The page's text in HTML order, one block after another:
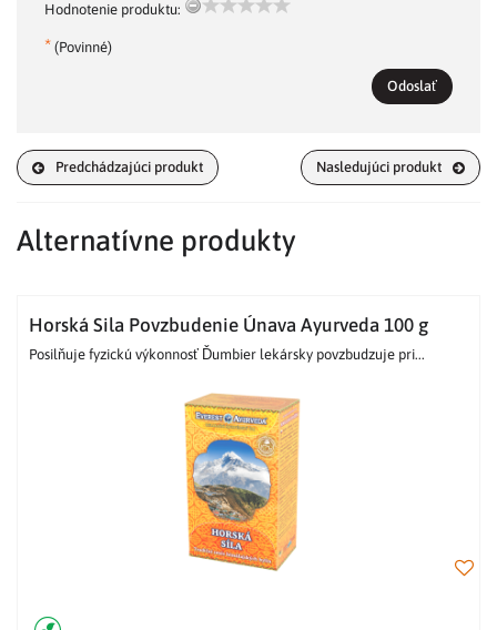
Hodnotenie produktu:
* (Povinné)
Odoslať
Predchádzajúci produkt Nasledujúci produkt
Alternatívne produkty
Horská Sila Povzbudenie Únava Ayurveda 100 g
Posilňuje fyzickú výkonnosť Ďumbier lekársky povzbudzuje pri...